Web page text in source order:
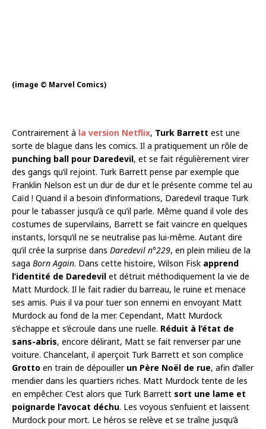
(image © Marvel Comics)
Contrairement à la version Netflix, Turk Barrett est une
sorte de blague dans les comics. Il a pratiquement un rôle de
punching ball pour Daredevil, et se fait régulièrement virer
des gangs qu’il rejoint. Turk Barrett pense par exemple que
Franklin Nelson est un dur de dur et le présente comme tel au
Caïd ! Quand il a besoin d’informations, Daredevil traque Turk
pour le tabasser jusqu’à ce qu’il parle. Même quand il vole des
costumes de supervilains, Barrett se fait vaincre en quelques
instants, lorsqu’il ne se neutralise pas lui-même. Autant dire
qu’il crée la surprise dans Daredevil n°229, en plein milieu de la
saga Born Again. Dans cette histoire, Wilson Fisk apprend
l’identité de Daredevil et détruit méthodiquement la vie de
Matt Murdock. Il le fait radier du barreau, le ruine et menace
ses amis. Puis il va pour tuer son ennemi en envoyant Matt
Murdock au fond de la mer. Cependant, Matt Murdock
s’échappe et s’écroule dans une ruelle. Réduit à l’état de
sans-abris, encore délirant, Matt se fait renverser par une
voiture. Chancelant, il aperçoit Turk Barrett et son complice
Grotto en train de dépouiller un Père Noël de rue, afin d’aller
mendier dans les quartiers riches. Matt Murdock tente de les
en empêcher. C’est alors que Turk Barrett sort une lame et
poignarde l’avocat déchu. Les voyous s’enfuient et laissent
Murdock pour mort. Le héros se relève et se traîne jusqu’à